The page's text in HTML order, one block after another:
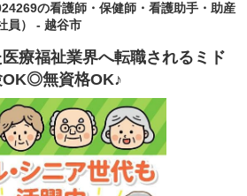
の看護師・保健師・看護助手・助産
員） - 越谷市
療福祉業界へ転職されるミド
OK◎無資格OK♪